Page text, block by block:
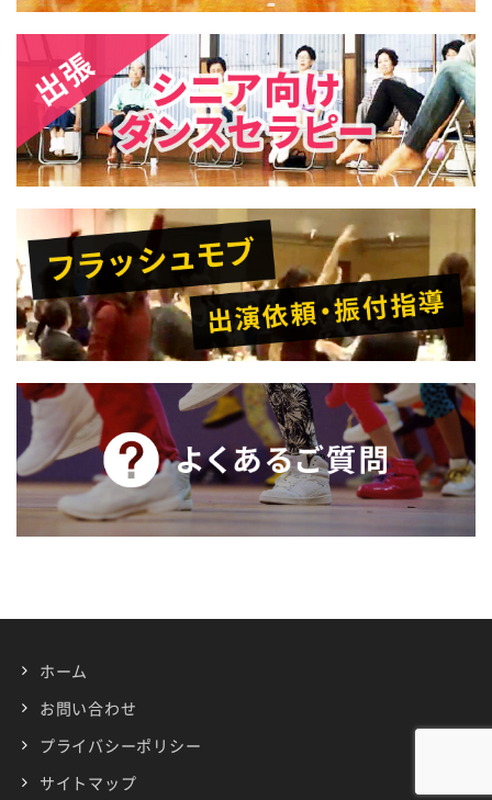
ホーム
お問い合わせ
プライバシーポリシー
サイトマップ